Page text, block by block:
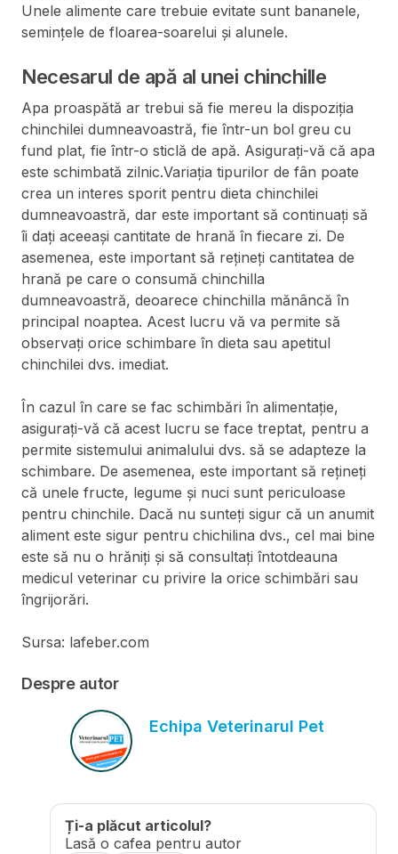
Unele alimente care trebuie evitate sunt bananele,
semințele de floarea-soarelui și alunele.
Necesarul de apă al unei chinchille
Apa proaspătă ar trebui să fie mereu la dispoziția
chinchilei dumneavoastră, fie într-un bol greu cu
fund plat, fie într-o sticlă de apă. Asigurați-vă că apa
este schimbată zilnic.Variația tipurilor de fân poate
crea un interes sporit pentru dieta chinchilei
dumneavoastră, dar este important să continuați să
îi dați aceeași cantitate de hrană în fiecare zi. De
asemenea, este important să rețineți cantitatea de
hrană pe care o consumă chinchilla
dumneavoastră, deoarece chinchilla mănâncă în
principal noaptea. Acest lucru vă va permite să
observați orice schimbare în dieta sau apetitul
chinchilei dvs. imediat.
În cazul în care se fac schimbări în alimentație,
asigurați-vă că acest lucru se face treptat, pentru a
permite sistemului animalului dvs. să se adapteze la
schimbare. De asemenea, este important să rețineți
că unele fructe, legume și nuci sunt periculoase
pentru chinchile. Dacă nu sunteți sigur că un anumit
aliment este sigur pentru chichilina dvs., cel mai bine
este să nu o hrăniți și să consultați întotdeauna
medicul veterinar cu privire la orice schimbări sau
îngrijorări.
Sursa: lafeber.com
Despre autor
Echipa Veterinarul Pet
Ți-a plăcut articolul?
Lasă o cafea pentru autor